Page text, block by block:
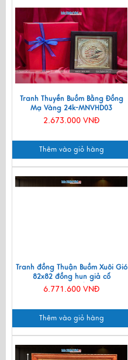
Tranh Thuyền Buồm Bằng Đồng
Mạ Vàng 24k-MNVHD03
2.673.000 VNĐ
Thêm vào giỏ hàng
Tranh đồng Thuận Buồm Xuôi Gió
82x82 đồng hun giả cổ
DD8282/5
6.771.600 VNĐ
Thêm vào giỏ hàng